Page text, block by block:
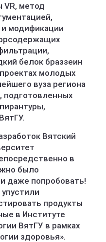
VR, метод
и модификации
белок браззеин
молодых
вуза региона
подготовленных
Вятский
в
было
даже попробовать!
продукты
в Институте
ВятГУ в рамках
здоровья».